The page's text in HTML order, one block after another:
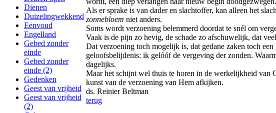
Dienen
Duizelingwekkend
Eenvoud
Engelland
Gebed zonder
einde
Gebed zonder
einde (2)
Gedenken
Geest van vrijheid
Geest van vrijheid
(2)
Als er sprake is van dader en slachtoffer, kan alleen het
zonnebloem niet anders.
Soms wordt verzoening belemmerd doordat te snél om
Vaak is de pijn zo hevig, de schade zo afschuwelijk, dat
Dat verzoening toch mogelijk is, dat gedane zaken toch
geloofsbelijdenis: ik gelóóf de vergeving der zonden.
dagelijks.
Maar het schijnt wel thuis te horen in de werkelijkheid van
kunst van de verzoening van Hem afkijken.
ds. Reinier Beltman
terug